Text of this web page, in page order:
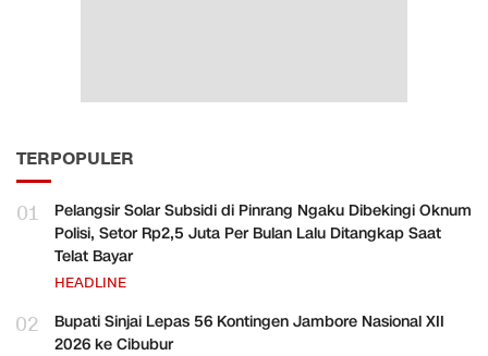
TERPOPULER
01
Pelangsir Solar Subsidi di Pinrang Ngaku Dibekingi Oknum
Polisi, Setor Rp2,5 Juta Per Bulan Lalu Ditangkap Saat
Telat Bayar
HEADLINE
02
Bupati Sinjai Lepas 56 Kontingen Jambore Nasional XII
2026 ke Cibubur